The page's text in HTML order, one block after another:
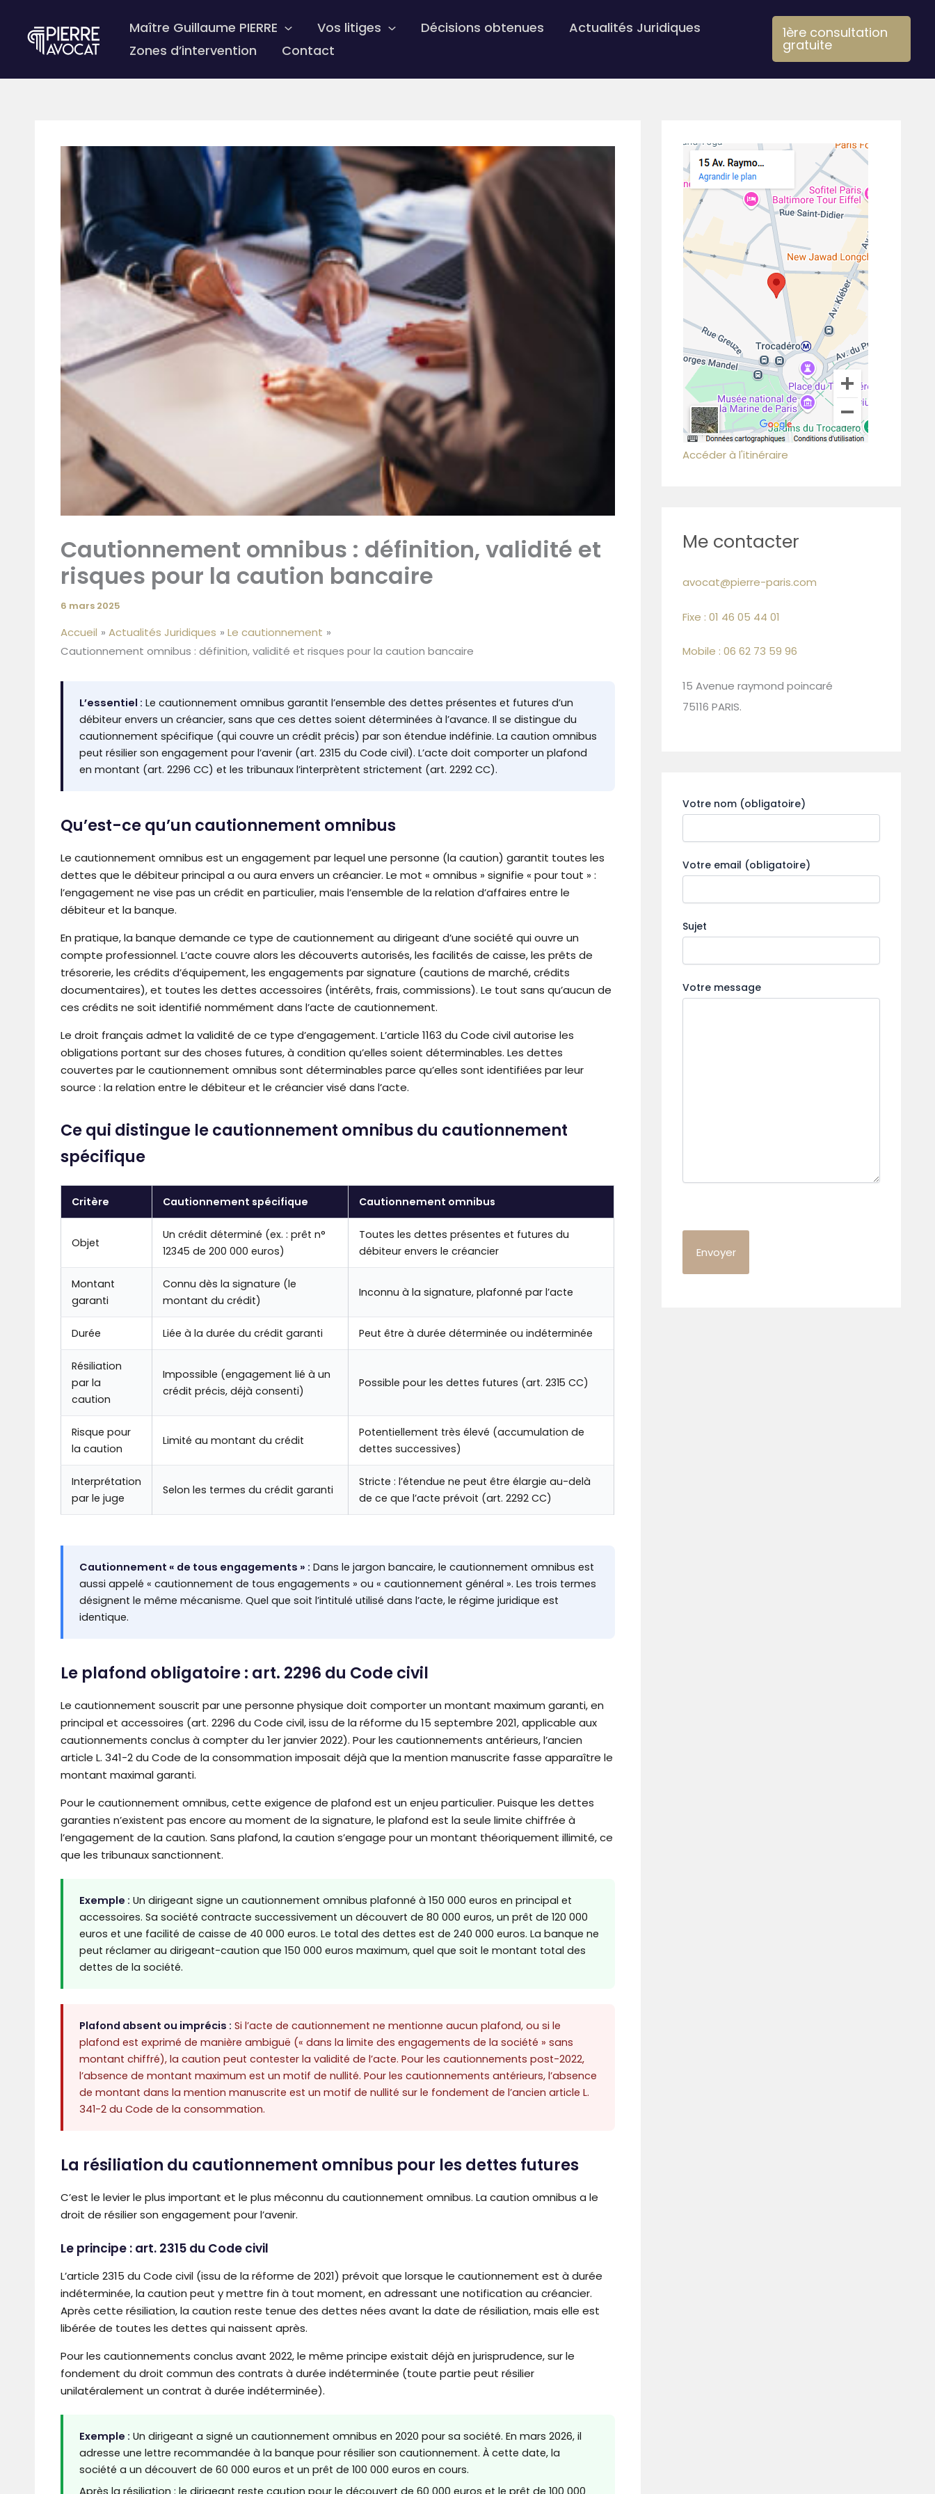
contenu
Maître Guillaume PIERRE Vos litiges Décisions obtenues
Actualités Juridiques
Zones d’intervention
Contact
1ère consultation
gratuite
Cautionnement omnibus : définition, validité et
risques pour la caution bancaire
6 mars 2025
Accueil Actualités Juridiques
Le cautionnement
Cautionnement omnibus : définition, validité et risques pour la caution bancaire
L’essentiel : Le cautionnement omnibus garantit l’ensemble des dettes présentes et futures d’un
débiteur envers un créancier, sans que ces dettes soient déterminées à l’avance. Il se distingue du
cautionnement spécifique (qui couvre un crédit précis) par son étendue indéfinie. La caution omnibus
peut résilier son engagement pour l’avenir (art. 2315 du Code civil). L’acte doit comporter un plafond
en montant (art. 2296 CC) et les tribunaux l’interprètent strictement (art. 2292 CC).
Qu’est-ce qu’un cautionnement omnibus
Le cautionnement omnibus est un engagement par lequel une personne (la caution) garantit toutes les
dettes que le débiteur principal a ou aura envers un créancier. Le mot « omnibus » signifie « pour tout » :
l’engagement ne vise pas un crédit en particulier, mais l’ensemble de la relation d’affaires entre le
débiteur et la banque.
En pratique, la banque demande ce type de cautionnement au dirigeant d’une société qui ouvre un
compte professionnel. L’acte couvre alors les découverts autorisés, les facilités de caisse, les prêts de
trésorerie, les crédits d’équipement, les engagements par signature (cautions de marché, crédits
documentaires), et toutes les dettes accessoires (intérêts, frais, commissions). Le tout sans qu’aucun de
ces crédits ne soit identifié nommément dans l’acte de cautionnement.
Le droit français admet la validité de ce type d’engagement. L’article 1163 du Code civil autorise les
obligations portant sur des choses futures, à condition qu’elles soient déterminables. Les dettes
couvertes par le cautionnement omnibus sont déterminables parce qu’elles sont identifiées par leur
source : la relation entre le débiteur et le créancier visé dans l’acte.
Ce qui distingue le cautionnement omnibus du cautionnement
spécifique
Critère Cautionnement spécifique Cautionnement omnibus
Objet
Un crédit déterminé (ex. : prêt n°
12345 de 200 000 euros)
Toutes les dettes présentes et futures du
débiteur envers le créancier
Montant
garanti
Connu dès la signature (le
montant du crédit)
Inconnu à la signature, plafonné par l’acte
Durée Liée à la durée du crédit garanti Peut être à durée déterminée ou indéterminée
Résiliation
par la
caution
Impossible (engagement lié à un
crédit précis, déjà consenti)
Possible pour les dettes futures (art. 2315 CC)
Risque pour
la caution
Limité au montant du crédit
Potentiellement très élevé (accumulation de
dettes successives)
Interprétation
par le juge
Selon les termes du crédit garanti
Stricte : l’étendue ne peut être élargie au-delà
de ce que l’acte prévoit (art. 2292 CC)
Cautionnement « de tous engagements » : Dans le jargon bancaire, le cautionnement omnibus est
aussi appelé « cautionnement de tous engagements » ou « cautionnement général ». Les trois termes
désignent le même mécanisme. Quel que soit l’intitulé utilisé dans l’acte, le régime juridique est
identique.
Le plafond obligatoire : art. 2296 du Code civil
Le cautionnement souscrit par une personne physique doit comporter un montant maximum garanti, en
principal et accessoires (art. 2296 du Code civil, issu de la réforme du 15 septembre 2021, applicable aux
cautionnements conclus à compter du 1er janvier 2022). Pour les cautionnements antérieurs, l’ancien
article L. 341-2 du Code de la consommation imposait déjà que la mention manuscrite fasse apparaître le
montant maximal garanti.
Pour le cautionnement omnibus, cette exigence de plafond est un enjeu particulier. Puisque les dettes
garanties n’existent pas encore au moment de la signature, le plafond est la seule limite chiffrée à
l’engagement de la caution. Sans plafond, la caution s’engage pour un montant théoriquement illimité, ce
que les tribunaux sanctionnent.
Exemple : Un dirigeant signe un cautionnement omnibus plafonné à 150 000 euros en principal et
accessoires. Sa société contracte successivement un découvert de 80 000 euros, un prêt de 120 000
euros et une facilité de caisse de 40 000 euros. Le total des dettes est de 240 000 euros. La banque ne
peut réclamer au dirigeant-caution que 150 000 euros maximum, quel que soit le montant total des
dettes de la société.
Plafond absent ou imprécis : Si l’acte de cautionnement ne mentionne aucun plafond, ou si le
plafond est exprimé de manière ambiguë (« dans la limite des engagements de la société » sans
montant chiffré), la caution peut contester la validité de l’acte. Pour les cautionnements post-2022,
l’absence de montant maximum est un motif de nullité. Pour les cautionnements antérieurs, l’absence
de montant dans la mention manuscrite est un motif de nullité sur le fondement de l’ancien article L.
341-2 du Code de la consommation.
La résiliation du cautionnement omnibus pour les dettes futures
C’est le levier le plus important et le plus méconnu du cautionnement omnibus. La caution omnibus a le
droit de résilier son engagement pour l’avenir.
Le principe : art. 2315 du Code civil
L’article 2315 du Code civil (issu de la réforme de 2021) prévoit que lorsque le cautionnement est à durée
indéterminée, la caution peut y mettre fin à tout moment, en adressant une notification au créancier.
Après cette résiliation, la caution reste tenue des dettes nées avant la date de résiliation, mais elle est
libérée de toutes les dettes qui naissent après.
Pour les cautionnements conclus avant 2022, le même principe existait déjà en jurisprudence, sur le
fondement du droit commun des contrats à durée indéterminée (toute partie peut résilier
unilatéralement un contrat à durée indéterminée).
Exemple : Un dirigeant a signé un cautionnement omnibus en 2020 pour sa société. En mars 2026, il
adresse une lettre recommandée à la banque pour résilier son cautionnement. À cette date, la
société a un découvert de 60 000 euros et un prêt de 100 000 euros en cours.
Accéder à l'itinéraire
Me contacter
avocat@pierre-paris.com
Fixe : 01 46 05 44 01
Mobile : 06 62 73 59 96
15 Avenue raymond poincaré
75116 PARIS.
Votre nom (obligatoire)
Votre email (obligatoire)
Sujet
Votre message